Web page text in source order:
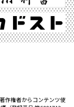
作権者からコンテンツ使